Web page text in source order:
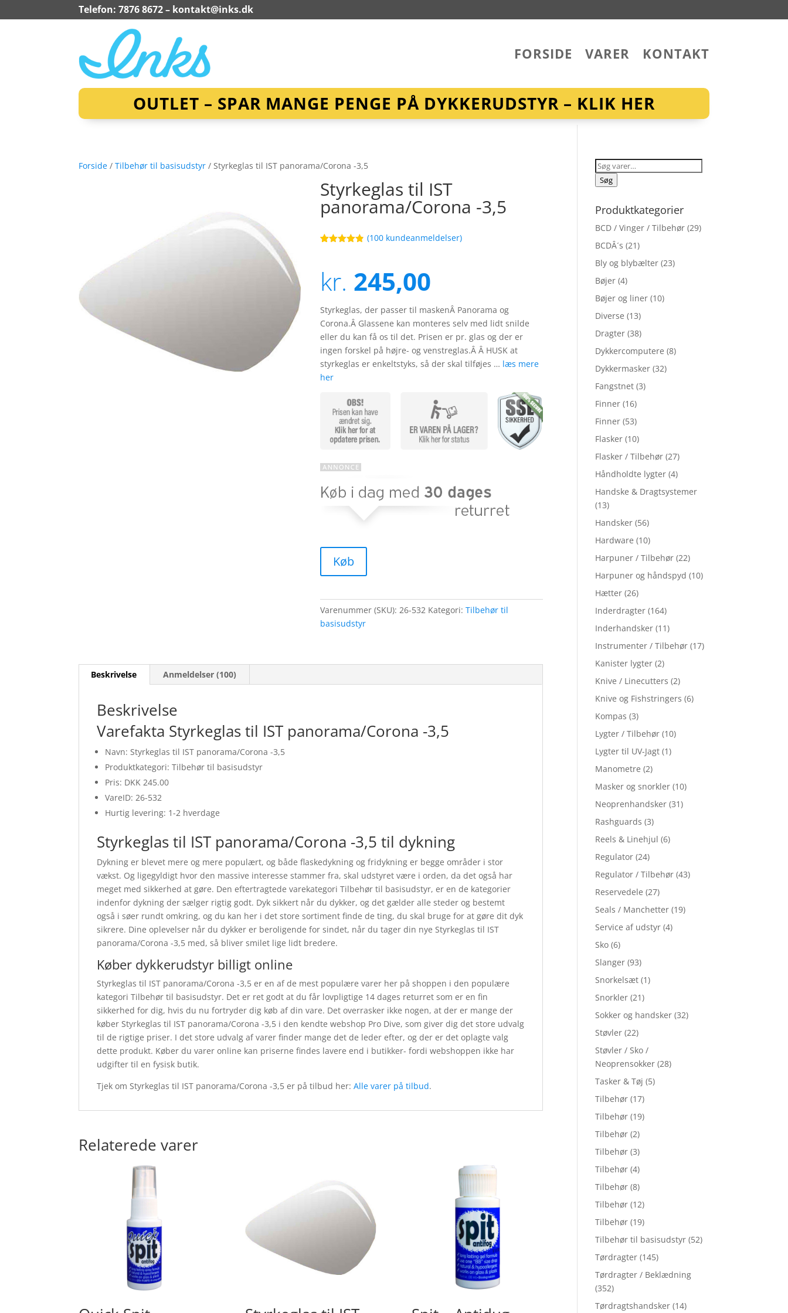
Telefon: 7876 8672 – kontakt@inks.dk
FORSIDE VARER KONTAKT
OUTLET – SPAR MANGE PENGE PÅ DYKKERUDSTYR – KLIK HER
Forside /Tilbehør til basisudstyr / Styrkeglas til IST panorama/Corona -3,5
Styrkeglas til IST
panorama/Corona -3,5
baseret på
kundebedøm
melser
(100kundeanmeldelser)
kr. 245,00
Styrkeglas, der passer til maskenÂ Panorama og
Corona.Â Glassene kan monteres selv med lidt snilde
eller du kan få os til det. Prisen er pr. glas og der er
ingen forskel på højre- og venstreglas.Â Â HUSK at
styrkeglas er enkeltstyks, så der skal tilføjes … læs mere
her
Køb
Varenummer (SKU):26-532 Kategori:Tilbehør til
basisudstyr
Beskrivelse Anmeldelser (100)
Beskrivelse
Varefakta Styrkeglas til IST panorama/Corona -3,5
Navn: Styrkeglas til IST panorama/Corona -3,5
Produktkategori: Tilbehør til basisudstyr
Pris: DKK 245.00
VareID: 26-532
Hurtig levering: 1-2 hverdage
Styrkeglas til IST panorama/Corona -3,5 til dykning
Dykning er blevet mere og mere populært, og både flaskedykning og fridykning er begge områder i stor
vækst. Og ligegyldigt hvor den massive interesse stammer fra, skal udstyret være i orden, da det også har
meget med sikkerhed at gøre. Den eftertragtede varekategori Tilbehør til basisudstyr, er en de kategorier
indenfor dykning der sælger rigtig godt. Dyk sikkert når du dykker, og det gælder alle steder og bestemt
også i søer rundt omkring, og du kan her i det store sortiment finde de ting, du skal bruge for at gøre dit dyk
sikrere. Dine oplevelser når du dykker er beroligende for sindet, når du tager din nye Styrkeglas til IST
panorama/Corona -3,5 med, så bliver smilet lige lidt bredere.
Køber dykkerudstyr billigt online
Styrkeglas til IST panorama/Corona -3,5 er en af de mest populære varer her på shoppen i den populære
kategori Tilbehør til basisudstyr. Det er ret godt at du får lovpligtige 14 dages returret som er en fin
sikkerhed for dig, hvis du nu fortryder dig køb af din vare. Det overrasker ikke nogen, at der er mange der
køber Styrkeglas til IST panorama/Corona -3,5 i den kendte webshop Pro Dive, som giver dig det store udvalg
til de rigtige priser. I det store udvalg af varer finder mange det de leder efter, og der er det oplagte valg
dette produkt. Køber du varer online kan priserne findes lavere end i butikker- fordi webshoppen ikke har
udgifter til en fysisk butik.
Tjek om Styrkeglas til IST panorama/Corona -3,5 er på tilbud her:Alle varer på tilbud.
Relaterede varer
Søg
efter:
Søg
Produktkategorier
BCD / Vinger / Tilbehør (29)
BCDÂ´s (21)
Bly og blybælter (23)
Bøjer (4)
Bøjer og liner (10)
Diverse (13)
Dragter (38)
Dykkercomputere (8)
Dykkermasker (32)
Fangstnet (3)
Finner (16)
Finner (53)
Flasker (10)
Flasker / Tilbehør (27)
Håndholdte lygter (4)
Handske & Dragtsystemer
(13)
Handsker (56)
Hardware (10)
Harpuner / Tilbehør (22)
Harpuner og håndspyd (10)
Hætter (26)
Inderdragter (164)
Inderhandsker (11)
Instrumenter / Tilbehør (17)
Kanister lygter (2)
Knive / Linecutters (2)
Knive og Fishstringers (6)
Kompas (3)
Lygter / Tilbehør (10)
Lygter til UV-Jagt (1)
Manometre (2)
Masker og snorkler (10)
Neoprenhandsker (31)
Rashguards (3)
Reels & Linehjul (6)
Regulator (24)
Regulator / Tilbehør (43)
Reservedele (27)
Seals / Manchetter (19)
Service af udstyr (4)
Sko (6)
Slanger (93)
Snorkelsæt (1)
Snorkler (21)
Sokker og handsker (32)
Støvler (22)
Støvler / Sko /
Neoprensokker (28)
Tasker & Tøj (5)
Tilbehør (17)
Tilbehør (19)
Tilbehør (2)
Tilbehør (3)
Tilbehør (4)
Tilbehør (8)
Tilbehør (12)
Tilbehør (19)
Tilbehør til basisudstyr (52)
Tørdragter (145)
Tørdragter / Beklædning
(352)
Tørdragtshandsker (14)